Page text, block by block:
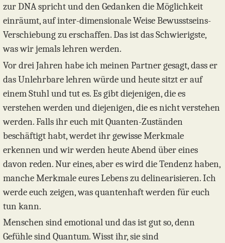
zur DNA spricht und den Gedanken die Möglichkeit
einräumt, auf inter-dimensionale Weise Bewusstseins-
Verschiebung zu erschaffen. Das ist das Schwierigste,
was wir jemals lehren werden.
Vor drei Jahren habe ich meinen Partner gesagt, dass er
das Unlehrbare lehren würde und heute sitzt er auf
einem Stuhl und tut es. Es gibt diejenigen, die es
verstehen werden und diejenigen, die es nicht verstehen
werden. Falls ihr euch mit Quanten-Zuständen
beschäftigt habt, werdet ihr gewisse Merkmale
erkennen und wir werden heute Abend über eines
davon reden. Nur eines, aber es wird die Tendenz haben,
manche Merkmale eures Lebens zu delinearisieren. Ich
werde euch zeigen, was quantenhaft werden für euch
tun kann.
Menschen sind emotional und das ist gut so, denn
Gefühle sind Quantum. Wisst ihr, sie sind